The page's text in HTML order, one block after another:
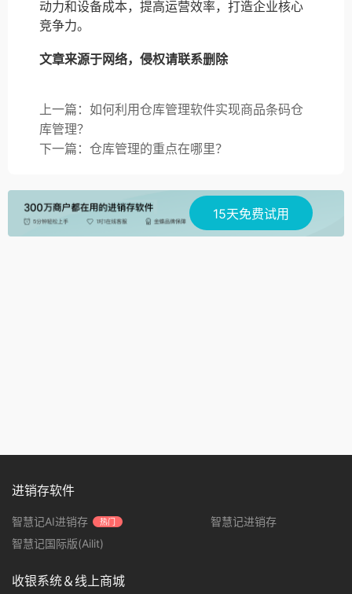
动力和设备成本，提高运营效率，打造企业核心
竞争力。
文章来源于网络，侵权请联系删除
上一篇：如何利用仓库管理软件实现商品条码仓
库管理？
下一篇：仓库管理的重点在哪里？
15天免费试用
进销存软件
智慧记AI进销存 热门
智慧记进销存
智慧记国际版(Ailit)
收银系统＆线上商城